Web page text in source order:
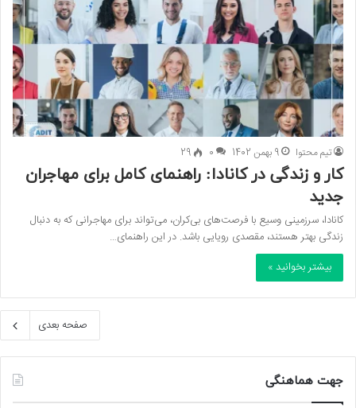
تیم محتوا 9 بهمن 1402 0
29
کار و زندگی در کانادا: راهنمای کامل برای مهاجران
جدید
کانادا، سرزمینی وسیع با فرصت‌های بی‌کران، می‌تواند برای مهاجرانی که به دنبال
زندگی بهتر هستند، مقصدی رویایی باشد. در این راهنمای…
بیشتر بخوانید »
صفحه بعدی
جهت هماهنگی